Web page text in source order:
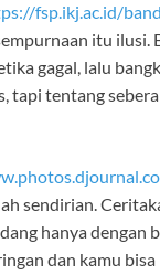
fsp.ikj.ac.id/
itu ilusi.
gagal, lalu
tapi tentang
sendirian.
hanya dengan
dan kamu